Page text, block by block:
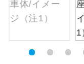
全食事付き
お部屋食